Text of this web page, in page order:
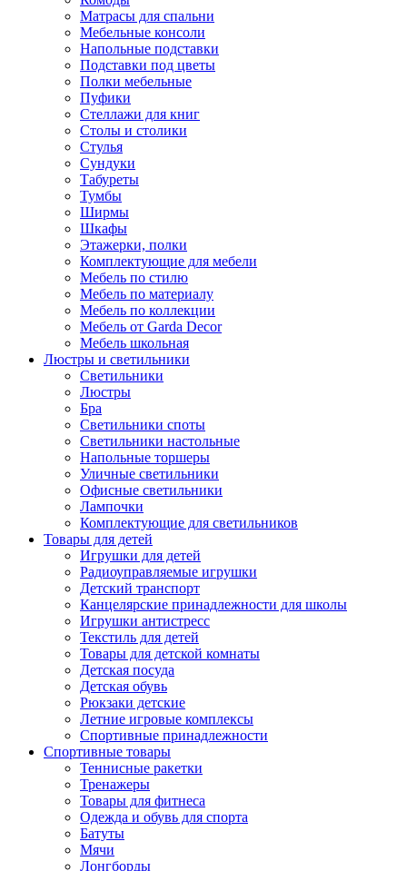
Матрасы для спальни
Мебельные консоли
Напольные подставки
Подставки под цветы
Полки мебельные
Пуфики
Стеллажи для книг
Столы и столики
Стулья
Сундуки
Табуреты
Тумбы
Ширмы
Шкафы
Этажерки, полки
Комплектующие для мебели
Мебель по стилю
Мебель по материалу
Мебель по коллекции
Мебель от Garda Decor
Мебель школьная
Люстры и светильники
Светильники
Люстры
Бра
Светильники споты
Светильники настольные
Напольные торшеры
Уличные светильники
Офисные светильники
Лампочки
Комплектующие для светильников
Товары для детей
Игрушки для детей
Радиоуправляемые игрушки
Детский транспорт
Канцелярские принадлежности для школы
Игрушки антистресс
Текстиль для детей
Товары для детской комнаты
Детская посуда
Детская обувь
Рюкзаки детские
Летние игровые комплексы
Спортивные принадлежности
Спортивные товары
Теннисные ракетки
Тренажеры
Товары для фитнеса
Одежда и обувь для спорта
Батуты
Мячи
Лонгборды